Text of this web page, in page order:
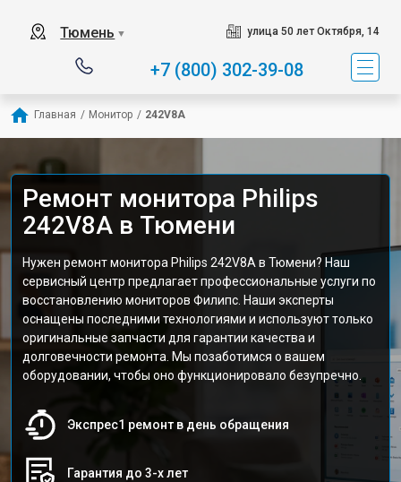
Тюмень ▼ улица 50 лет Октября, 14
+7 (800) 302-39-08
Главная / Монитор / 242V8A
Ремонт монитора Philips
242V8A в Тюмени
Нужен ремонт монитора Philips 242V8A в Тюмени? Наш
сервисный центр предлагает профессиональные услуги по
восстановлению мониторов Филипс. Наши эксперты
оснащены последними технологиями и используют только
оригинальные запчасти для гарантии качества и
долговечности ремонта. Мы позаботимся о вашем
оборудовании, чтобы оно функционировало безупречно.
Экспрес1 ремонт в день обращения
Гарантия до 3-х лет